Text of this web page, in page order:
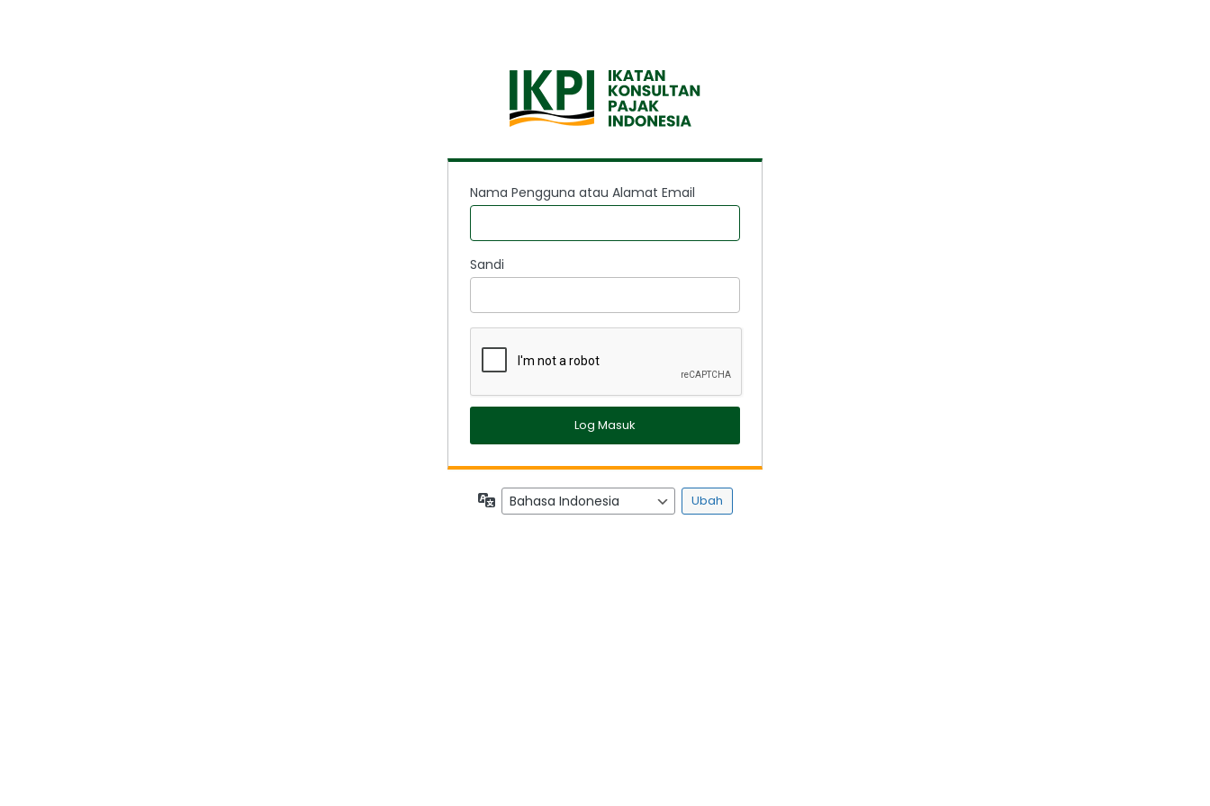
Nama Pengguna atau Alamat Email
Sandi
Bahasa